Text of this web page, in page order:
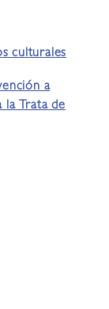
culturales
a
la Trata de